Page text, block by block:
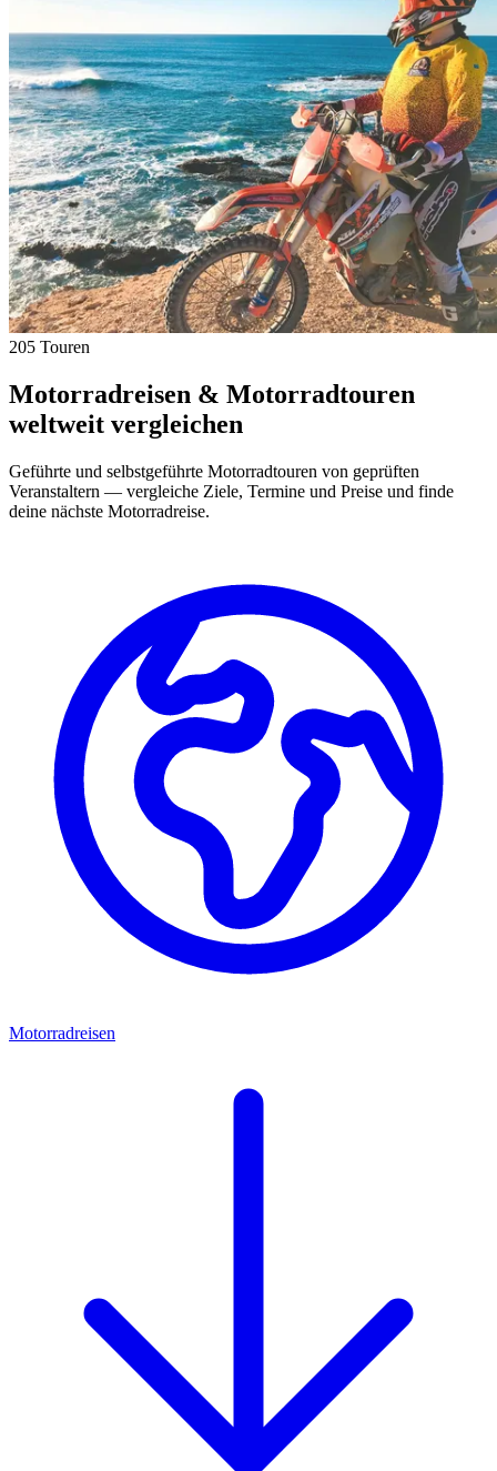
205 Touren
Motorradreisen & Motorradtouren
weltweit vergleichen
Geführte und selbstgeführte Motorradtouren von geprüften
Veranstaltern — vergleiche Ziele, Termine und Preise und finde
deine nächste Motorradreise.
Motorradreisen